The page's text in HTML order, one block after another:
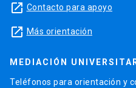
launch Contacto para apoyo
launch Más orientación
MEDIACIÓN
Teléfonos para orientación y